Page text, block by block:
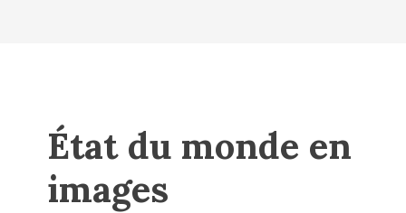
État du monde en
images